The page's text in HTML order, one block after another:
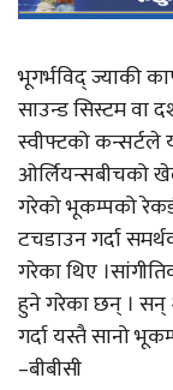
भूगर्भविद् ज्याकी
साउन्ड सिस्टम वा
स्वीफ्टको
ओर्लियन्सबीचको
गरेको भूकम्पको
टचडाउन गर्दा
गरेका थिए
हुने गरेका छन् । सन्
गर्दा यस्तै सानो
–बीबीसी